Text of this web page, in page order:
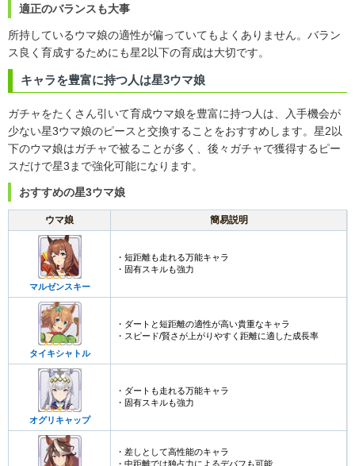
適正のバランスも大事
所持しているウマ娘の適性が偏っていてもよくありません。バラン
ス良く育成するためにも星2以下の育成は大切です。
キャラを豊富に持つ人は星3ウマ娘
ガチャをたくさん引いて育成ウマ娘を豊富に持つ人は、入手機会が
少ない星3ウマ娘のピースと交換することをおすすめします。星2以
下のウマ娘はガチャで被ることが多く、後々ガチャで獲得するピー
スだけで星3まで強化可能になります。
おすすめの星3ウマ娘
ウマ娘 簡易説明
マルゼンスキー
・短距離も走れる万能キャラ
・固有スキルも強力
タイキシャトル
・ダートと短距離の適性が高い貴重なキャラ
・スピード/賢さが上がりやすく距離に適した成長率
オグリキャップ
・ダートも走れる万能キャラ
・固有スキルも強力
・差しとして高性能のキャラ
・中距離では独占力によるデバフも可能